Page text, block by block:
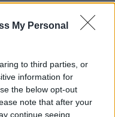
My Personal
to third parties, or
information for
the below opt-out
note that after your
continue seeing